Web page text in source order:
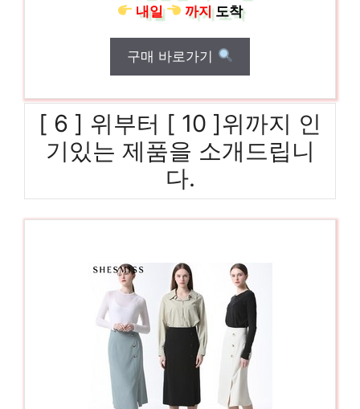
내일
까지도착
구매 바로가기
[ 6 ] 위부터 [ 10 ]위까지 인
기있는 제품을 소개드립니
다.